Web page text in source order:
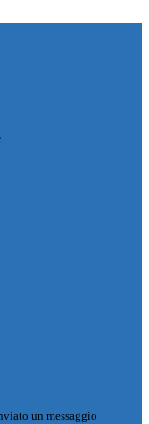
un messaggio